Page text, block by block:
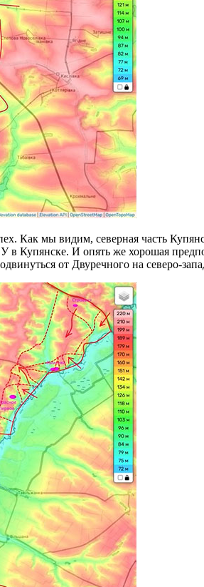
Как мы видим, северная часть
в Купянске. И опять же хорошая
от Двуречного на северо-